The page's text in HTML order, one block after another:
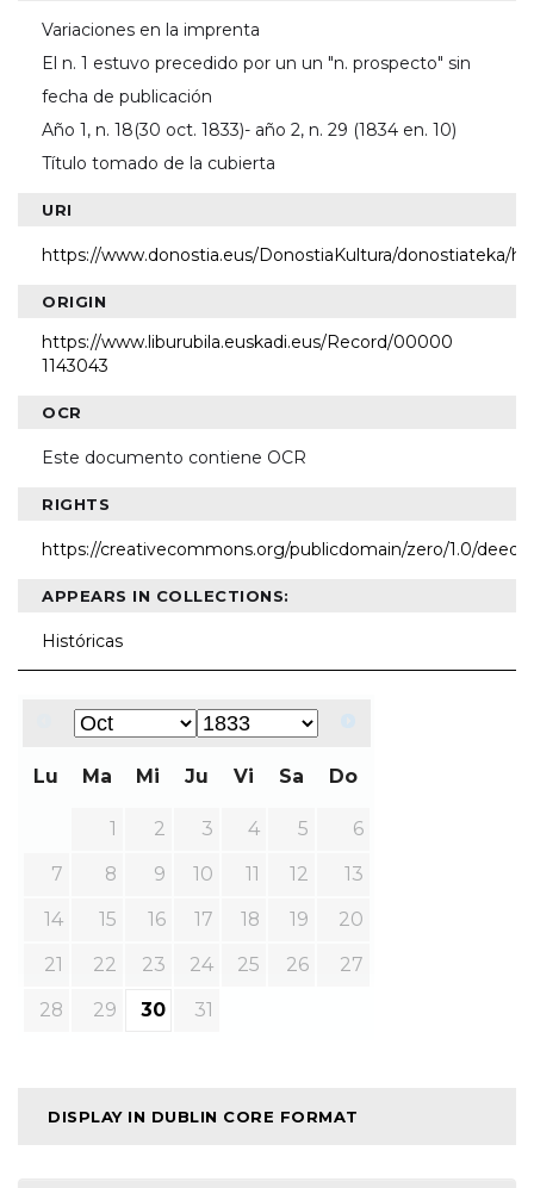
Variaciones en la imprenta
El n. 1 estuvo precedido por un un "n. prospecto" sin
fecha de publicación
Año 1, n. 18(30 oct. 1833)- año 2, n. 29 (1834 en. 10)
Título tomado de la cubierta
URI
https://www.donostia.eus/DonostiaKultura/donostiateka/
ORIGIN
https://www.liburubila.euskadi.eus/Record/00000
1143043
OCR
Este documento contiene OCR
RIGHTS
https://creativecommons.org/publicdomain/zero/1.0/
APPEARS IN COLLECTIONS:
Históricas
Lu Ma Mi Ju Vi Sa Do
1 2 3 4 5
6
7
8 9 10 11 12
13
14
15 16 17 18 19
20
21
22 23 24 25 26
27
28
29 30 31
DISPLAY IN DUBLIN CORE FORMAT